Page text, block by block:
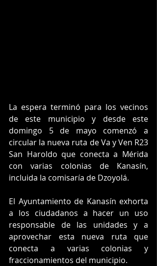
La espera terminó para los vecinos
de este municipio y desde este
domingo 5 de mayo comenzó a
circular la nueva ruta de Va y Ven R23
San Haroldo que conecta a Mérida
con varias colonias de Kanasín,
incluida la comisaría de Dzoyolá.
El Ayuntamiento de Kanasín exhorta
a los ciudadanos a hacer un uso
responsable de las unidades y a
aprovechar esta nueva ruta que
conecta a varias colonias y
fraccionamientos del municipio.